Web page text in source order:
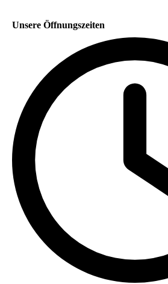
Unsere Öffnungszeiten